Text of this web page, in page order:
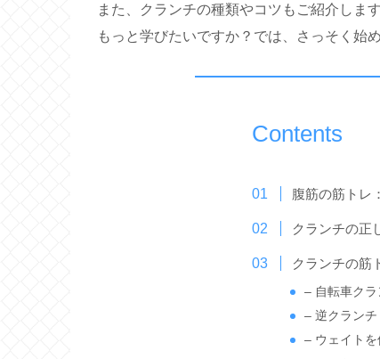
また、クランチの種類やコツもご紹介しま
もっと学びたいですか？では、さっそく始
Contents
腹筋の筋トレ
クランチの正
クランチの筋
– 自転車クラ
– 逆クランチ
– ウェイト